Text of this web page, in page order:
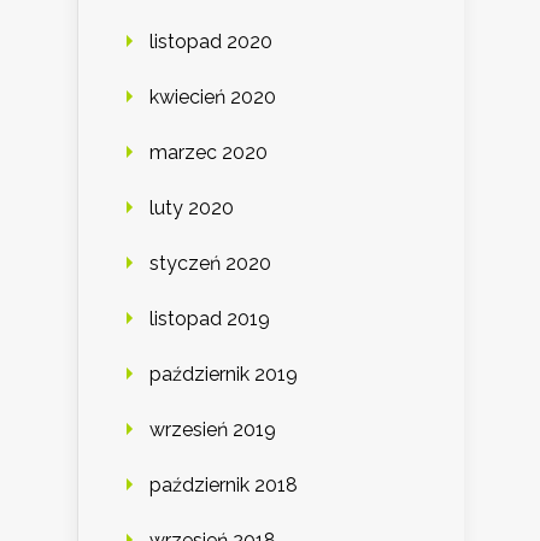
listopad 2020
kwiecień 2020
marzec 2020
luty 2020
styczeń 2020
listopad 2019
październik 2019
wrzesień 2019
październik 2018